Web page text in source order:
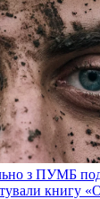
з ПУМБ
книгу